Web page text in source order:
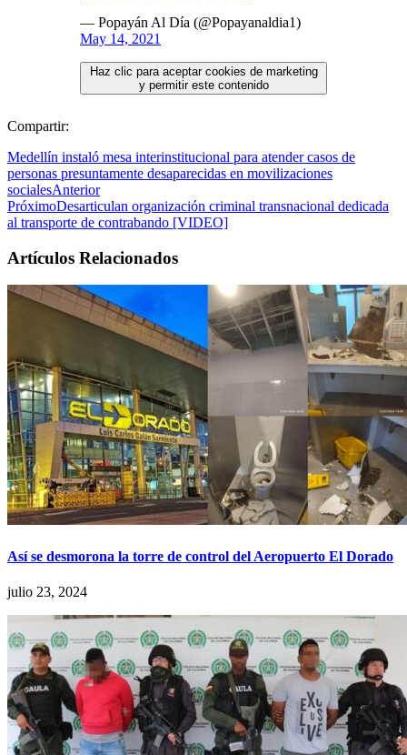
— Popayán Al Día (@Popayanaldia1)
May 14, 2021
Haz clic para aceptar cookies de marketing
y permitir este contenido
Compartir:
Medellín instaló mesa interinstitucional para atender casos de
personas presuntamente desaparecidas en movilizaciones
socialesAnterior
PróximoDesarticulan organización criminal transnacional dedicada
al transporte de contrabando [VIDEO]
Artículos Relacionados
Así se desmorona la torre de control del Aeropuerto El Dorado
julio 23, 2024